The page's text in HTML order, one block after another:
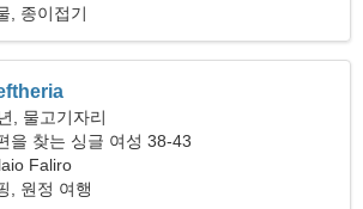
, 종이접기
, 물고기자리
을 찾는 싱글 여성 38-43
Faliro
, 원정 여행